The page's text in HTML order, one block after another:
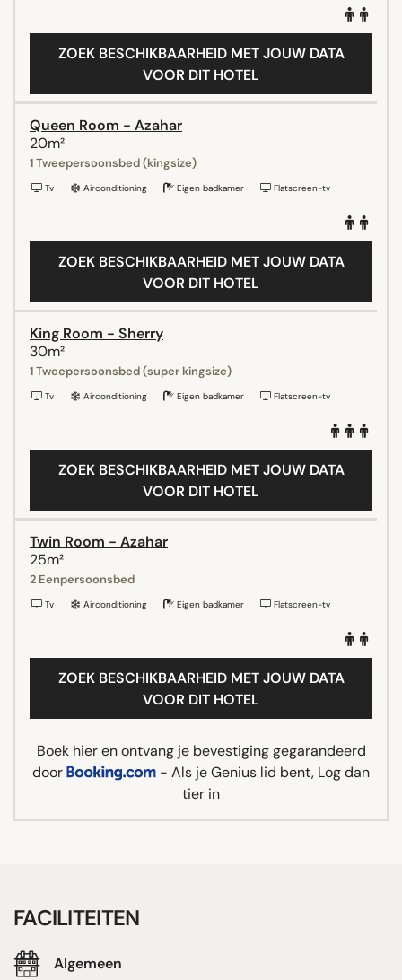
ZOEK BESCHIKBAARHEID MET JOUW DATA
VOOR DIT HOTEL
Queen Room - Azahar
20m²
1 Tweepersoonsbed (kingsize)
Tv Airconditioning Eigen badkamer Flatscreen-tv
ZOEK BESCHIKBAARHEID MET JOUW DATA
VOOR DIT HOTEL
King Room - Sherry
30m²
1 Tweepersoonsbed (super kingsize)
Tv Airconditioning Eigen badkamer Flatscreen-tv
ZOEK BESCHIKBAARHEID MET JOUW DATA
VOOR DIT HOTEL
Twin Room - Azahar
25m²
2 Eenpersoonsbed
Tv Airconditioning Eigen badkamer Flatscreen-tv
ZOEK BESCHIKBAARHEID MET JOUW DATA
VOOR DIT HOTEL
Boek hier en ontvang je bevestiging gegarandeerd
door
- Als je Genius lid bent, Log dan
tier in
FACILITEITEN
Algemeen